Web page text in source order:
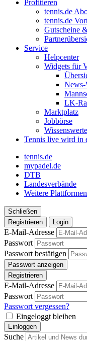
Profitieren
tennis.de
tennis.de
Gutscheine
Service
Helpcenter
Widgets für
News-
LK-
Marktplatz
Jobbörse
Tennis live wird in
tennis.de
mypadel.de
DTB
Landesverbände
Weitere Plattformen
Schließen
Registrieren
Login
E-Mail-Adresse
Passwort
Passwort bestätigen
Passwort anzeigen
Registrieren
E-Mail-Adresse
Passwort
Passwort vergessen?
Eingeloggt bleiben
Einloggen
Suche